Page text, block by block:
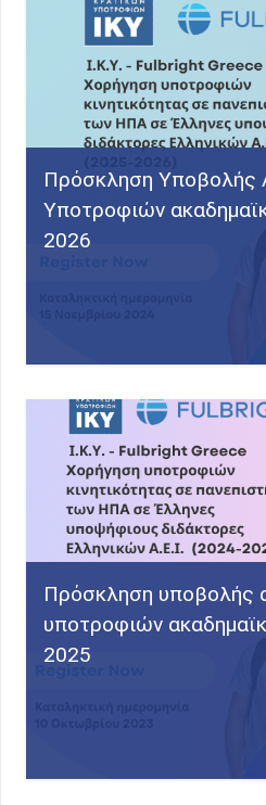
Πρόσκληση Υποβολής
Υποτροφιών
2026
Πρόσκληση υποβολής
υποτροφιών
2025